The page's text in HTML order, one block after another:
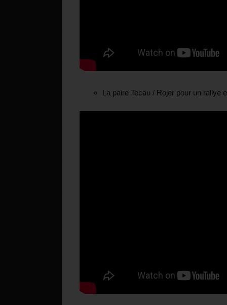
La paire Tecau / Rojer pour un rallye